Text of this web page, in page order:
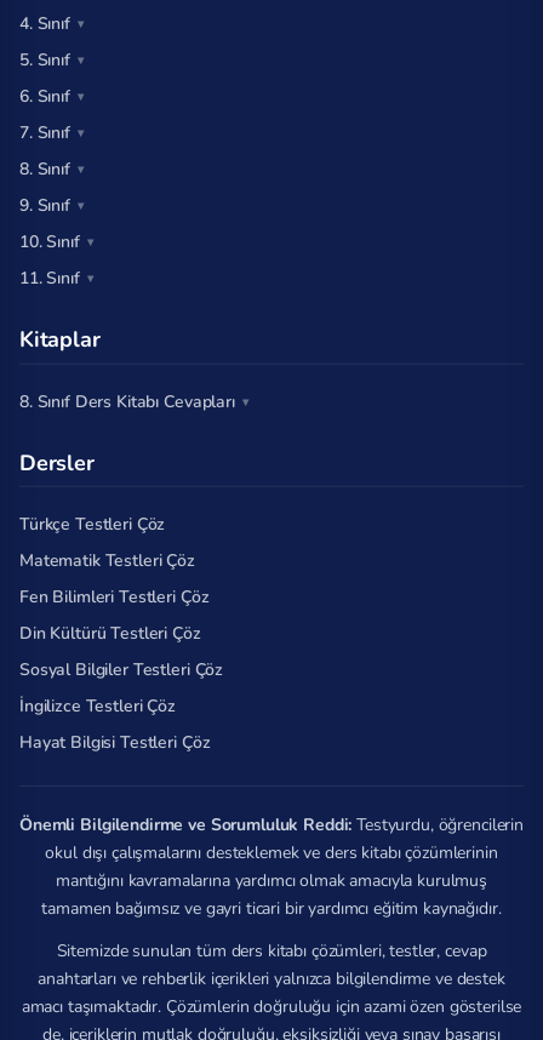
4. Sınıf
5. Sınıf
6. Sınıf
7. Sınıf
8. Sınıf
9. Sınıf
10. Sınıf
11. Sınıf
Kitaplar
8. Sınıf Ders Kitabı Cevapları
Dersler
Türkçe Testleri Çöz
Matematik Testleri Çöz
Fen Bilimleri Testleri Çöz
Din Kültürü Testleri Çöz
Sosyal Bilgiler Testleri Çöz
İngilizce Testleri Çöz
Hayat Bilgisi Testleri Çöz
Önemli Bilgilendirme ve Sorumluluk Reddi: Testyurdu, öğrencilerin
okul dışı çalışmalarını desteklemek ve ders kitabı çözümlerinin
mantığını kavramalarına yardımcı olmak amacıyla kurulmuş
tamamen bağımsız ve gayri ticari bir yardımcı eğitim kaynağıdır.
Sitemizde sunulan tüm ders kitabı çözümleri, testler, cevap
anahtarları ve rehberlik içerikleri yalnızca bilgilendirme ve destek
amacı taşımaktadır. Çözümlerin doğruluğu için azami özen gösterilse
de, içeriklerin mutlak doğruluğu, eksiksizliği veya sınav başarısı